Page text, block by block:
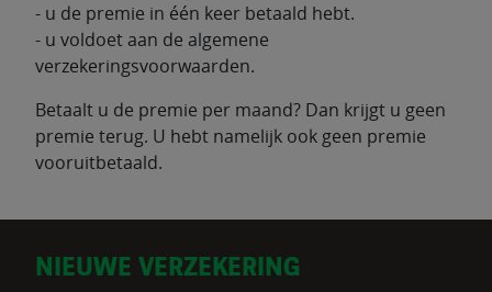
- u de premie in één keer betaald hebt.
- u voldoet aan de algemene
verzekeringsvoorwaarden.
Betaalt u de premie per maand? Dan krijgt u geen
premie terug. U hebt namelijk ook geen premie
vooruitbetaald.
D
NIEUWE VERZEKERING